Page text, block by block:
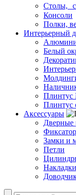
Столы,
Консоли
Полки,
Интерьерный
Белый
Плинтус
Плинтус
Аксессуары
Дверные
Замки и
Петли